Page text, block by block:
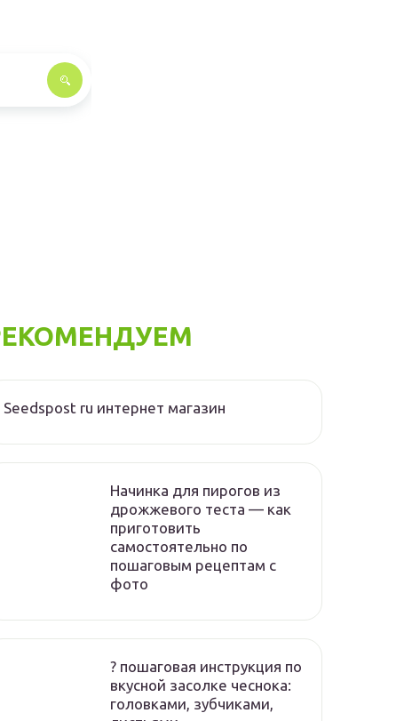
Seedspost ru интернет магазин
Начинка для пирогов из
дрожжевого теста — как
приготовить
самостоятельно по
пошаговым рецептам с
фото
? пошаговая инструкция по
вкусной засолке чеснока:
головками, зубчиками,